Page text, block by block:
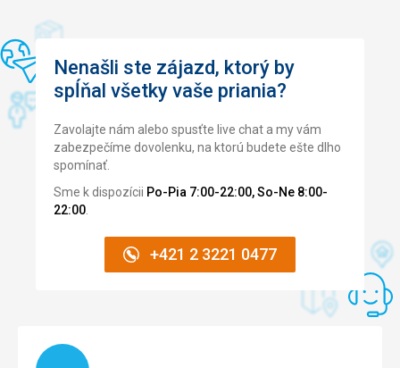
Cena
Nenašli ste zájazd, ktorý by
spĺňal všetky vaše priania?
Zavolajte nám alebo spusťte live chat a my vám
zabezpečíme dovolenku, na ktorú budete ešte dlho
spomínať.
Sme k dispozícii Po-Pia 7:00-22:00, So-Ne 8:00-
22:00.
+421 2 3221 0477
Načítam